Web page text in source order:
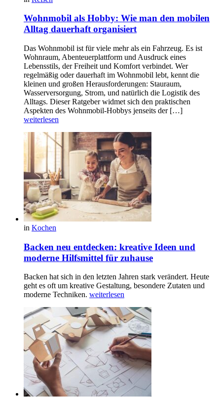
Wohnmobil als Hobby: Wie man den mobilen
Alltag dauerhaft organisiert
Das Wohnmobil ist für viele mehr als ein Fahrzeug. Es ist
Wohnraum, Abenteuerplattform und Ausdruck eines
Lebensstils, der Freiheit und Komfort verbindet. Wer
regelmäßig oder dauerhaft im Wohnmobil lebt, kennt die
kleinen und großen Herausforderungen: Stauraum,
Wasserversorgung, Strom, und natürlich die Logistik des
Alltags. Dieser Ratgeber widmet sich den praktischen
Aspekten des Wohnmobil-Hobbys jenseits der […]
weiterlesen
in Kochen
Backen neu entdecken: kreative Ideen und
moderne Hilfsmittel für zuhause
Backen hat sich in den letzten Jahren stark verändert. Heute
geht es oft um kreative Gestaltung, besondere Zutaten und
moderne Techniken. weiterlesen